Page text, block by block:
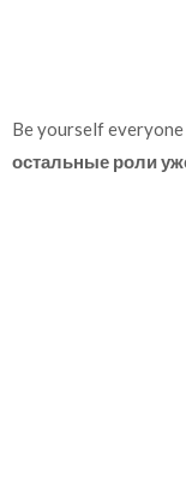
Be yourself
остальные роли